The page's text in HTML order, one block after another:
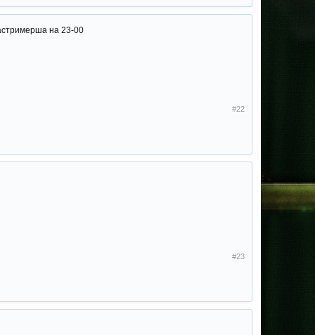
на 23-00
#22
#23